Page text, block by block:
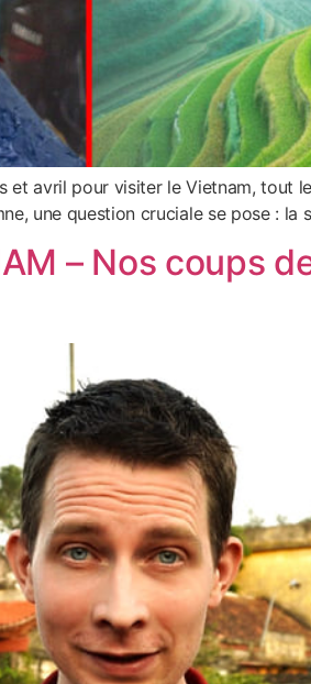
avril pour visiter le Vietnam, tout
une question cruciale se pose :
– Nos coups